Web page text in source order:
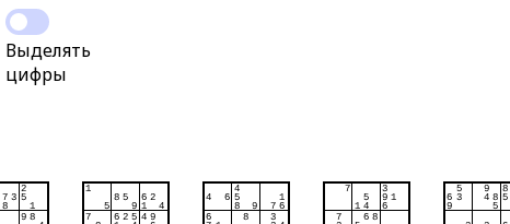
Выделять
цифры